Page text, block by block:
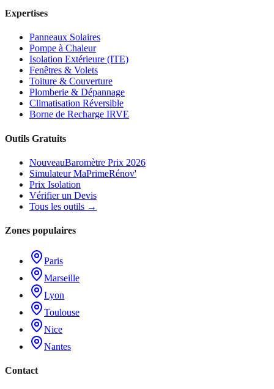
Expertises
Panneaux Solaires
Pompe à Chaleur
Isolation Extérieure (ITE)
Fenêtres & Volets
Toiture & Couverture
Plomberie & Dépannage
Climatisation Réversible
Borne de Recharge IRVE
Outils Gratuits
NouveauBaromètre Prix 2026
Simulateur MaPrimeRénov'
Prix Isolation
Vérifier un Devis
Tous les outils →
Zones populaires
Paris
Marseille
Lyon
Toulouse
Nice
Nantes
Contact